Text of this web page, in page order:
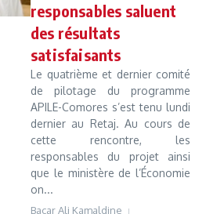
responsables saluent
des résultats
satisfaisants
Le quatrième et dernier comité
de pilotage du programme
APILE-Comores s’est tenu lundi
dernier au Retaj. Au cours de
cette rencontre, les
responsables du projet ainsi
que le ministère de l’Économie
on...
Bacar Ali Kamaldine